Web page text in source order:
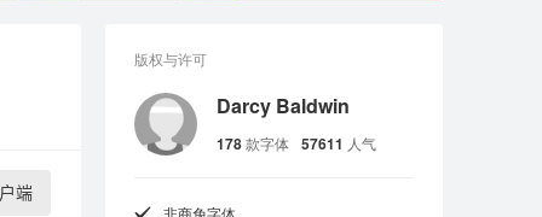
端
版权与许可
Darcy Baldwin
178款字体 57611 人气